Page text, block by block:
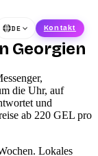
DE Kontakt
Georgien
die Uhr, auf
und
ab 220 GEL pro
Lokales